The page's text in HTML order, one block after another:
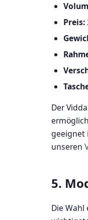
Preis:
Der
geeignet
unseren
5.
Die